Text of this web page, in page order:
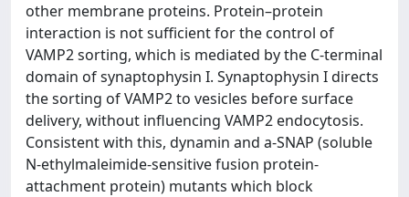
other membrane proteins. Protein–protein
interaction is not sufficient for the control of
VAMP2 sorting, which is mediated by the C-terminal
domain of synaptophysin I. Synaptophysin I directs
the sorting of VAMP2 to vesicles before surface
delivery, without influencing VAMP2 endocytosis.
Consistent with this, dynamin and a-SNAP (soluble
N-ethylmaleimide-sensitive fusion protein-
attachment protein) mutants which block